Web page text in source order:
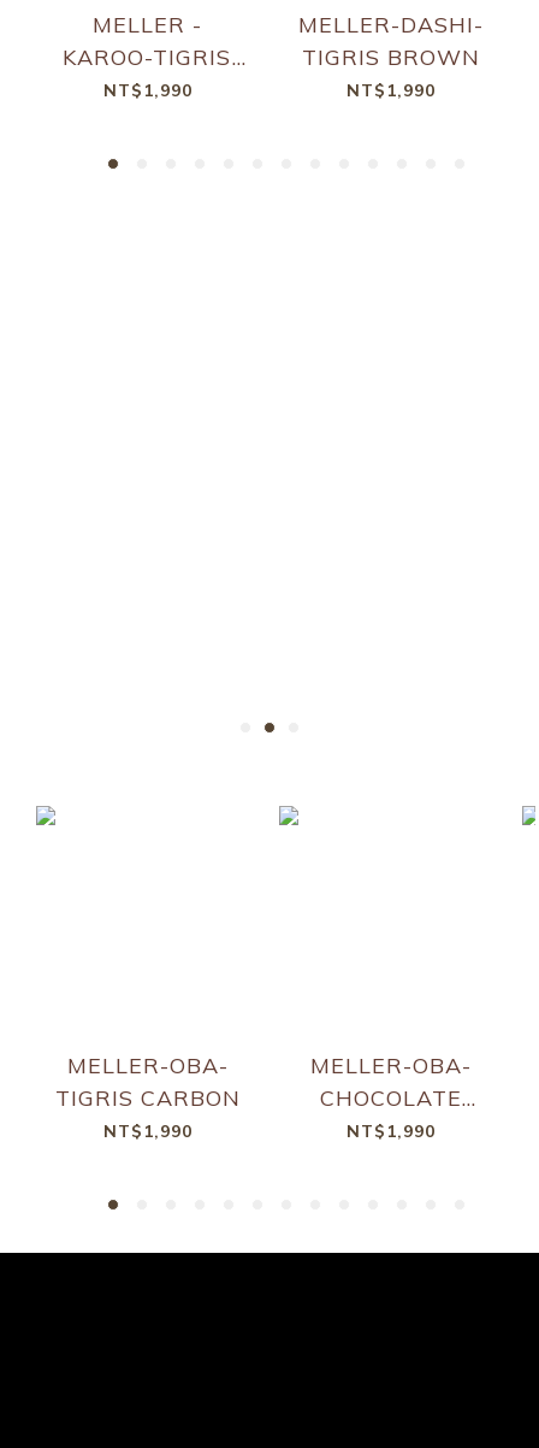
MELLER -
KAROO-TIGRIS
CARBON
NT$1,990
MELLER-DASHI-
TIGRIS BROWN
NT$1,990
MELLER-OBA-
TIGRIS CARBON
NT$1,990
MELLER-OBA-
CHOCOLATE
KAKAO
NT$1,990